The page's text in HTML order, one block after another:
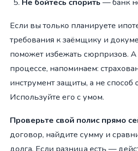
Если вы только планируете
требования к заёмщику и
поможет избежать сюрпризов. А
процессе, напоминаем:
инструмент защиты, а не способ
Используйте его с умом.
Проверьте свой полис прямо
договор, найдите сумму и
долга. Если разница есть —